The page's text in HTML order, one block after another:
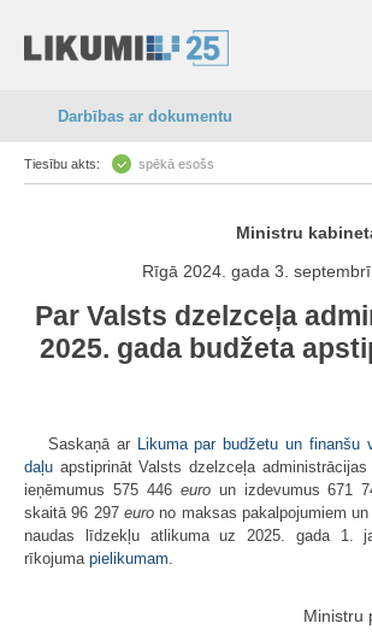
Darbības ar dokumentu
Tiesību akts: spēkā esošs
Ministru
Rīgā 2024. gada 3.
Par Valsts dzelzceļa
2025. gada budžeta
Saskaņā ar Likuma par budžetu un finanšu
daļu apstiprināt Valsts dzelzceļa
ieņēmumus 575 446 euroun izdevumus 671
skaitā 96 297 euro no maksas pakalpojumiem
naudas līdzekļu atlikuma uz 2025. gada 1.
rīkojuma ​pielikumam.
Ministru